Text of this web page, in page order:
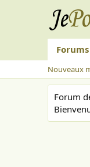
Forums
Nouveaux
Forum